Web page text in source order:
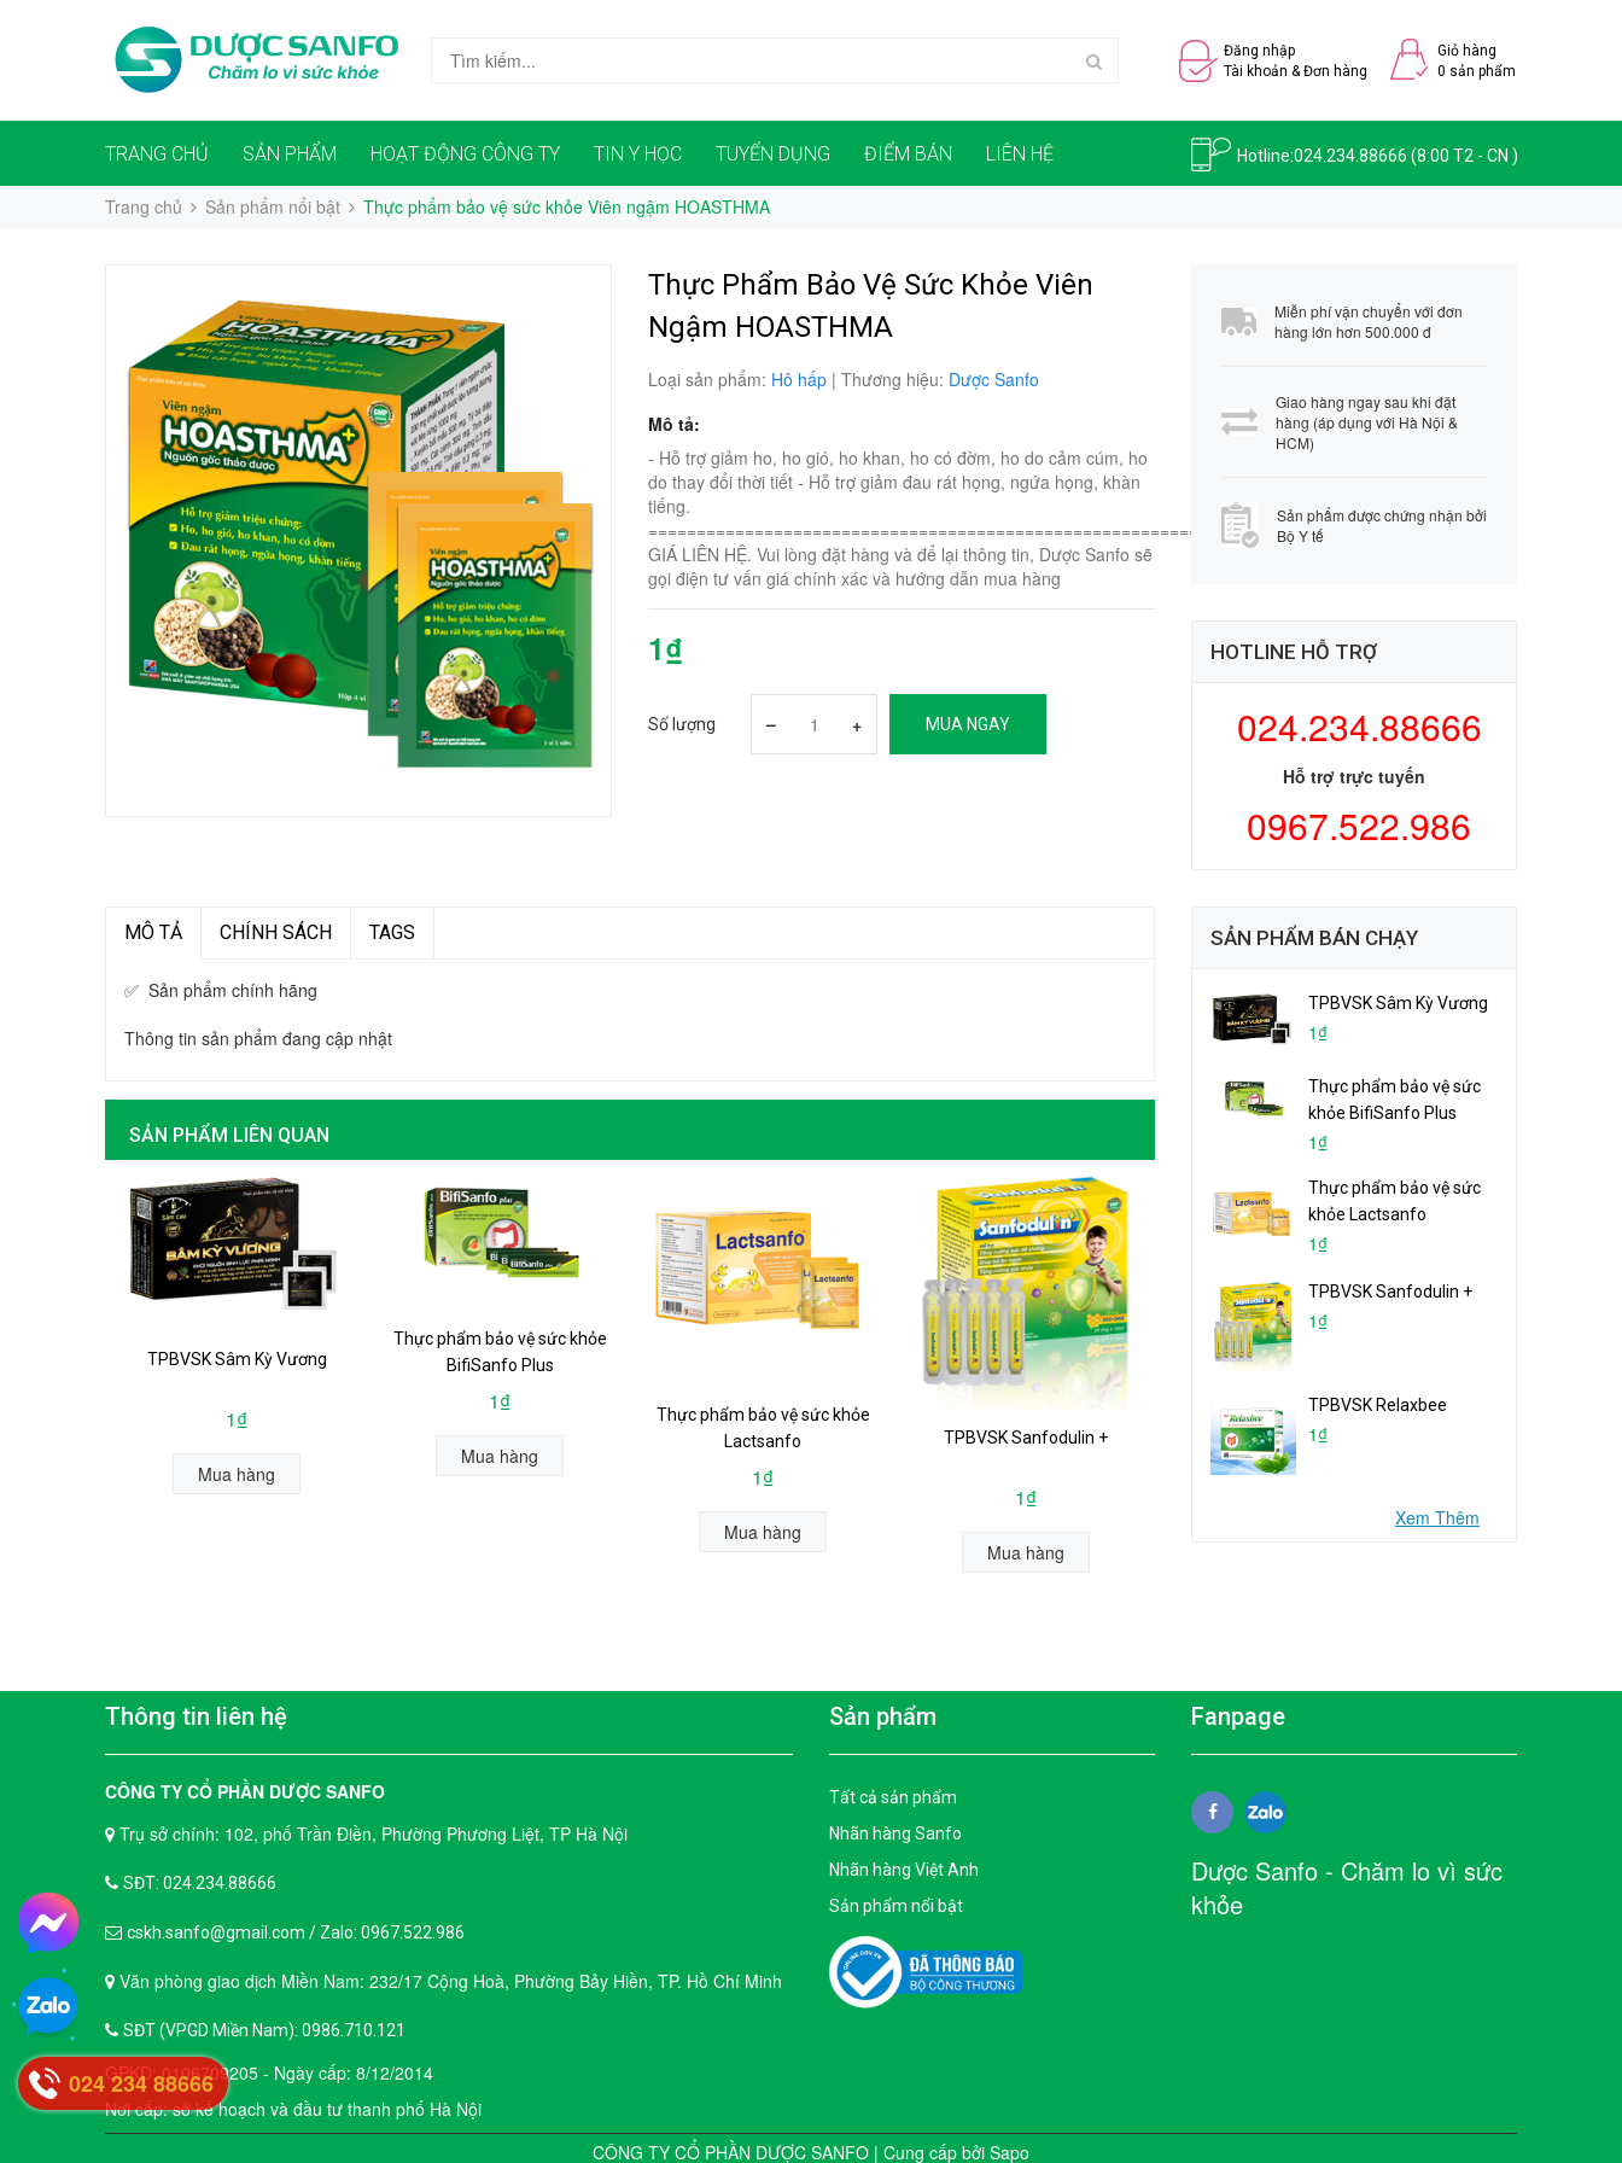
Đăng nhập
Tài khoản & Đơn hàng
Giỏ hàng
0 sản phẩm
TRANG CHỦ SẢN PHẨM HOẠT ĐỘNG CÔNG TY TIN Y HỌC TUYỂN DỤNG ĐIỂM BÁN LIÊN HỆ Hotline:024.234.88666 (8:00 T2 - CN )
Trang chủ Sản phẩm nổi bật Thực phẩm bảo vệ sức khỏe Viên ngậm HOASTHMA
Thực Phẩm Bảo Vệ Sức Khỏe Viên
Ngậm HOASTHMA
Loại sản phẩm: Hô hấp | Thương hiệu: Dược Sanfo
Mô tả:
- Hỗ trợ giảm ho, ho gió, ho khan, ho có đờm, ho do cảm cúm, ho
do thay đổi thời tiết - Hỗ trợ giảm đau rát họng, ngứa họng, khàn
tiếng.
=========================================================
GIÁ LIÊN HỆ. Vui lòng đặt hàng và để lại thông tin, Dược Sanfo sẽ
gọi điện tư vấn giá chính xác và hướng dẫn mua hàng
1₫
Số lượng – + MUA NGAY
Miễn phí vận chuyển với đơn
hàng lớn hơn 500.000 đ
Giao hàng ngay sau khi đặt
hàng (áp dụng với Hà Nội &
HCM)
Sản phẩm được chứng nhận bởi
Bộ Y tế
HOTLINE HỖ TRỢ
024.234.88666
Hỗ trợ trực tuyến
0967.522.986
MÔ TẢ CHÍNH SÁCH TAGS
✅ Sản phẩm chính hãng
Thông tin sản phẩm đang cập nhật
SẢN PHẨM LIÊN QUAN
TPBVSK Sâm Kỳ Vương
1₫
Mua hàng
Thực phẩm bảo vệ sức khỏe
BifiSanfo Plus
1₫
Mua hàng
Thực phẩm bảo vệ sức khỏe
Lactsanfo
1₫
Mua hàng
TPBVSK Sanfodulin +
1₫
Mua hàng
TPBVSK Relaxbee
1₫
SẢN PHẨM BÁN CHẠY
TPBVSK Sâm Kỳ Vương
1₫
Thực phẩm bảo vệ sức
khỏe BifiSanfo Plus
1₫
Thực phẩm bảo vệ sức
khỏe Lactsanfo
1₫
TPBVSK Sanfodulin +
1₫
TPBVSK Relaxbee
1₫
Xem Thêm
Thông tin liên hệ
CÔNG TY CỔ PHẦN DƯỢC SANFO
Trụ sở chính: 102, phố Trần Điền, Phường Phương Liệt, TP Hà Nội
SĐT: 024.234.88666
cskh.sanfo@gmail.com / Zalo: 0967.522.986
Văn phòng giao dịch Miền Nam: 232/17 Cộng Hoà, Phường Bảy Hiền, TP. Hồ Chí Minh
SĐT (VPGD Miền Nam): 0986.710.121
GPKD: 0106709205 - Ngày cấp: 8/12/2014
Nơi cấp: sở kế hoạch và đầu tư thanh phố Hà Nội
Sản phẩm
Tất cả sản phẩm
Nhãn hàng Sanfo
Nhãn hàng Việt Anh
Sản phẩm nổi bật
Fanpage
Dược Sanfo - Chăm lo vì sức
khỏe
CÔNG TY CỔ PHẦN DƯỢC SANFO | Cung cấp bởi Sapo
024 234 88666